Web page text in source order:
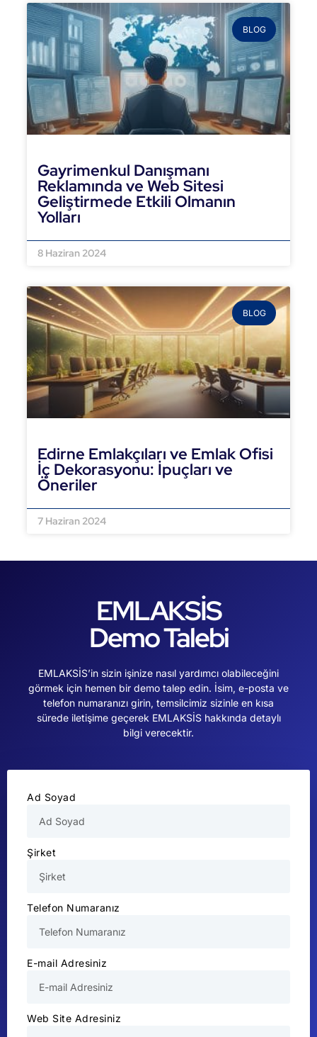
BLOG
Gayrimenkul Danışmanı
Reklamında ve Web Sitesi
Geliştirmede Etkili Olmanın
Yolları
8 Haziran 2024
BLOG
Edirne Emlakçıları ve Emlak Ofisi
İç Dekorasyonu: İpuçları ve
Öneriler
7 Haziran 2024
EMLAKSİS
Demo Talebi
EMLAKSİS’in sizin işinize nasıl yardımcı olabileceğini
görmek için hemen bir demo talep edin. İsim, e-posta ve
telefon numaranızı girin, temsilcimiz sizinle en kısa
sürede iletişime geçerek EMLAKSİS hakkında detaylı
bilgi verecektir.
Ad Soyad
Şirket
Telefon Numaranız
E-mail Adresiniz
Web Site Adresiniz